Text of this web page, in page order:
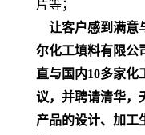
片等；
让客户感到满意
尔化工填料有限公
直与国内10多家化
议，并聘请清华，
产品的设计、加工